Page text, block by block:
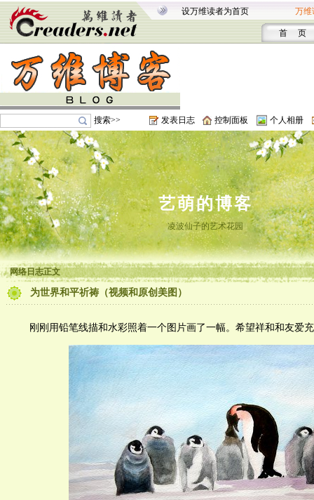
设万维读者为首页 万维
首 页
搜索>> 发表日志 控制面板 个人相册
艺萌的博客
凌波仙子的艺术花园
网络日志正文
为世界和平祈祷（视频和原创美图）
刚刚用铅笔线描和水彩照着一个图片画了一幅。希望祥和和友爱